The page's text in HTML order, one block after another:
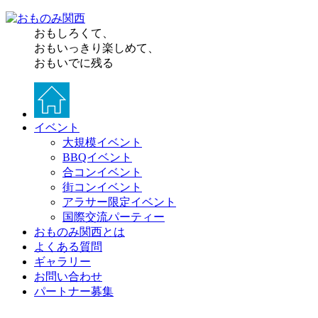
おもしろくて、
おもいっきり楽しめて、
おもいでに残る
イベント
大規模イベント
BBQイベント
合コンイベント
街コンイベント
アラサー限定イベント
国際交流パーティー
おものみ関西とは
よくある質問
ギャラリー
お問い合わせ
パートナー募集